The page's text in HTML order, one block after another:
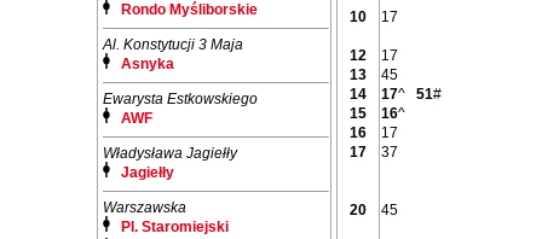
Rondo Myśliborskie
Al. Konstytucji 3 Maja
Asnyka
Ewarysta Estkowskiego
AWF
Władysława Jagiełły
Jagiełły
Warszawska
Pl. Staromiejski
10 17
12
17
13
45
14
17^ 51#
15
16^
16
17
17
37
20 45